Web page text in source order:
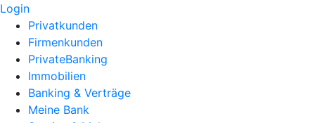
Login
Privatkunden
Firmenkunden
PrivateBanking
Immobilien
Banking & Verträge
Meine Bank